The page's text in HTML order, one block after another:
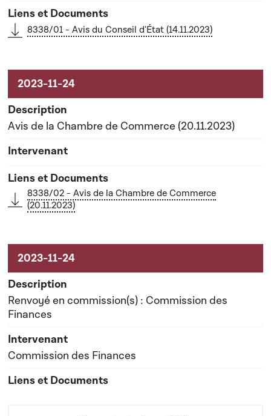
8338/01 - Avis du Conseil d'État (14.11.2023)
Avis de la Chambre de Commerce (20.11.2023)
8338/02 - Avis de la Chambre de Commerce
(20.11.2023)
Renvoyé en commission(s) : Commission des
Finances
Commission des Finances